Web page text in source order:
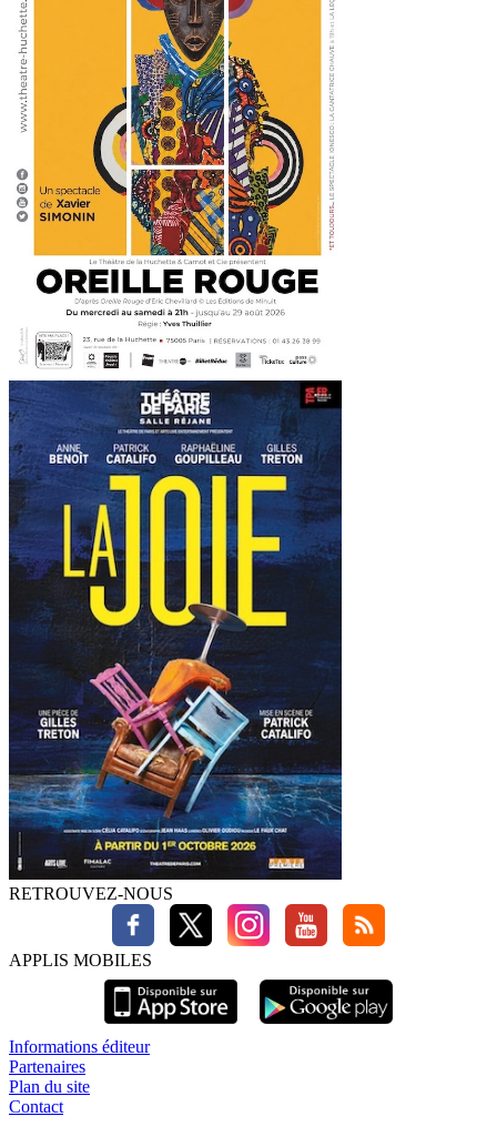
RETROUVEZ-NOUS
APPLIS MOBILES
Informations éditeur
Partenaires
Plan du site
Contact